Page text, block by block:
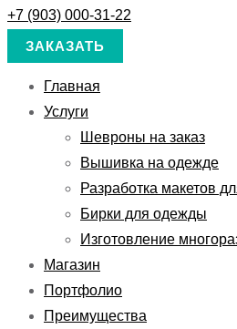
+7 (903) 000-31-22
ЗАКАЗАТЬ
Главная
Услуги
Шевроны на заказ
Вышивка на одежде
Разработка макетов
Бирки для одежды
Изготовление
Магазин
Портфолио
Преимущества